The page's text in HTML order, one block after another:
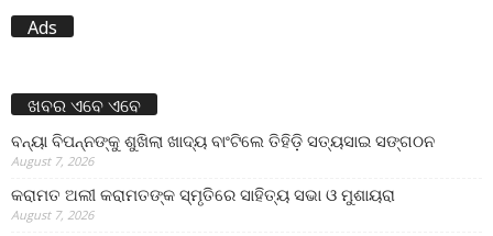
Ads
ଖବର ଏବେ ଏବେ
ବନ୍ୟା ବିପନ୍ନଙ୍କୁ ଶୁଖିଲା ଖାଦ୍ୟ ବାଂଟିଲେ ତିହିଡି଼ ସତ୍ୟସାଇ ସଙ୍ଗଠନ
August 7, 2026
କରାମତ ଅଲୀ କରାମତଙ୍କ ସ୍ମୃତିରେ ସାହିତ୍ୟ ସଭା ଓ ମୁଶାୟରା
August 7, 2026